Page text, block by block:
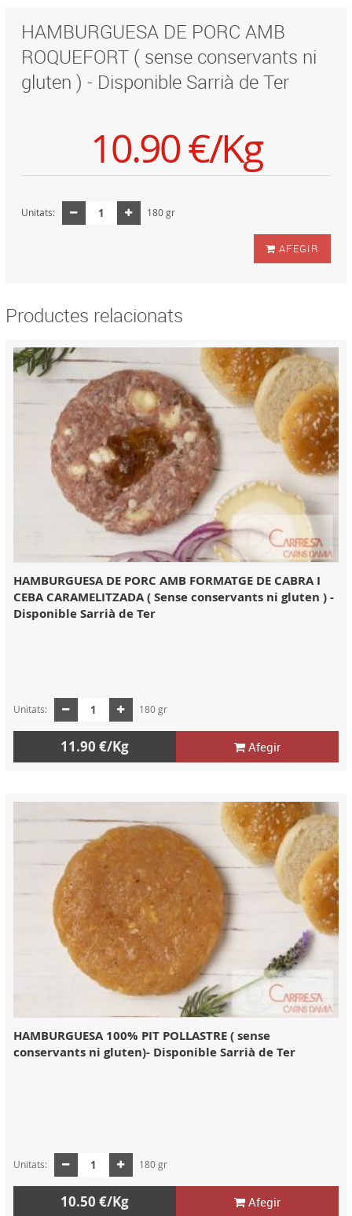
HAMBURGUESA DE PORC AMB
ROQUEFORT ( sense conservants ni
gluten ) - Disponible Sarrià de Ter
10.90 €/Kg
Unitats: 180 gr
AFEGIR
Productes relacionats
HAMBURGUESA DE PORC AMB FORMATGE DE CABRA I
CEBA CARAMELITZADA ( Sense conservants ni gluten ) -
Disponible Sarrià de Ter
Unitats: 180 gr
11.90 €/Kg Afegir
HAMBURGUESA 100% PIT POLLASTRE ( sense
conservants ni gluten)- Disponible Sarrià de Ter
Unitats: 180 gr
10.50 €/Kg Afegir